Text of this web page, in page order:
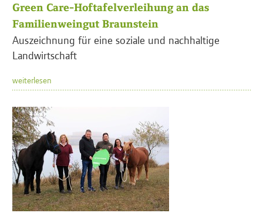
Green Care-Hoftafelverleihung an das
Familienweingut Braunstein
Auszeichnung für eine soziale und nachhaltige
Landwirtschaft
weiterlesen